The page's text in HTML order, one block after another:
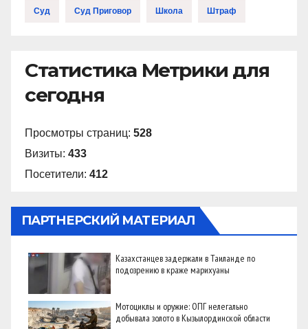
Суд Суд Приговор Школа Штраф
Статистика Метрики для
сегодня
Просмотры страниц: 528
Визиты: 433
Посетители: 412
ПАРТНЕРСКИЙ МАТЕРИАЛ
Казахстанцев задержали в Таиланде по
подозрению в краже марихуаны
Мотоциклы и оружие: ОПГ нелегально
добывала золото в Кызылординской области